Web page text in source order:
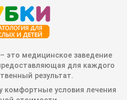
это медицинское заведение
для каждого
результат.
условия лечения